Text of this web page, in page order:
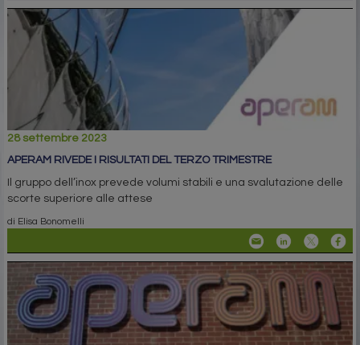
28 settembre 2023
APERAM RIVEDE I RISULTATI DEL TERZO TRIMESTRE
Il gruppo dell’inox prevede volumi stabili e una svalutazione delle
scorte superiore alle attese
di Elisa Bonomelli